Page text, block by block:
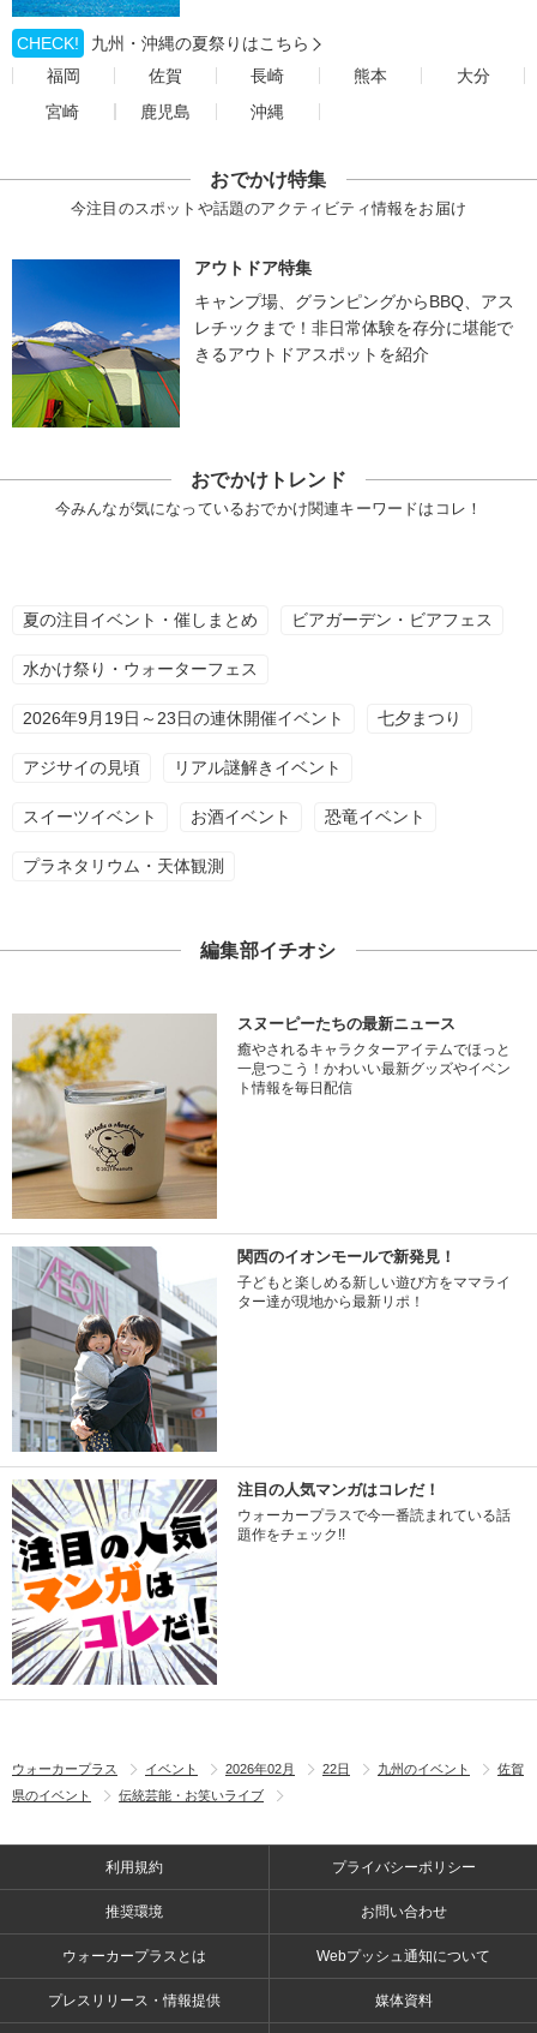
CHECK!
九州・沖縄の夏祭りはこちら
福岡
佐賀 長崎 熊本
大分
宮崎
鹿児島 沖縄
おでかけ特集
今注目のスポットや話題のアクティビティ情報をお届け
アウトドア特集
キャンプ場、グランピングからBBQ、アス
レチックまで！非日常体験を存分に堪能で
きるアウトドアスポットを紹介
おでかけトレンド
今みんなが気になっているおでかけ関連キーワードはコレ！
夏の注目イベント・催しまとめ ビアガーデン・ビアフェス
水かけ祭り・ウォーターフェス
2026年9月19日～23日の連休開催イベント 七夕まつり
アジサイの見頃 リアル謎解きイベント
スイーツイベント お酒イベント 恐竜イベント
プラネタリウム・天体観測
編集部イチオシ
スヌーピーたちの最新ニュース
癒やされるキャラクターアイテムでほっと
一息つこう！かわいい最新グッズやイベン
ト情報を毎日配信
関西のイオンモールで新発見！
子どもと楽しめる新しい遊び方をママライ
ター達が現地から最新リポ！
注目の人気マンガはコレだ！
ウォーカープラスで今一番読まれている話
題作をチェック!!
ウォーカープラス イベント 2026年02月 22日 九州のイベント
佐賀
県のイベント
伝統芸能・お笑いライブ
利用規約 プライバシーポリシー
推奨環境 お問い合わせ
ウォーカープラスとは Webプッシュ通知について
プレスリリース・情報提供 媒体資料